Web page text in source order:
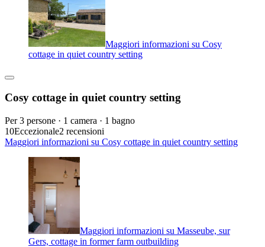
Maggiori informazioni su Cosy
cottage in quiet country setting
Cosy cottage in quiet country setting
Per 3 persone · 1 camera · 1 bagno
10Eccezionale2 recensioni
Maggiori informazioni su Cosy cottage in quiet country setting
Maggiori informazioni su Masseube, sur
Gers, cottage in former farm outbuilding